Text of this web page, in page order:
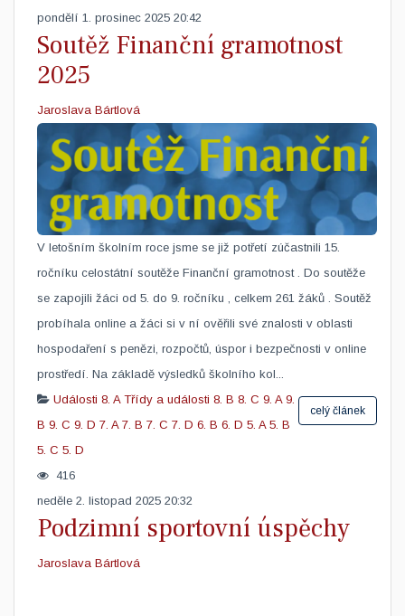
pondělí 1. prosinec 2025 20:42
Soutěž Finanční gramotnost
2025
Jaroslava Bártlová
V letošním školním roce jsme se již potřetí zúčastnili 15.
ročníku celostátní soutěže Finanční gramotnost . Do soutěže
se zapojili žáci od 5. do 9. ročníku , celkem 261 žáků . Soutěž
probíhala online a žáci si v ní ověřili své znalosti v oblasti
hospodaření s penězi, rozpočtů, úspor i bezpečnosti v online
prostředí. Na základě výsledků školního kol...
celý článek
Události 8. A Třídy a události 8. B 8. C 9. A 9.
B 9. C 9. D 7. A 7. B 7. C 7. D 6. B 6. D 5. A 5. B
5. C 5. D
416
neděle 2. listopad 2025 20:32
Podzimní sportovní úspěchy
Jaroslava Bártlová